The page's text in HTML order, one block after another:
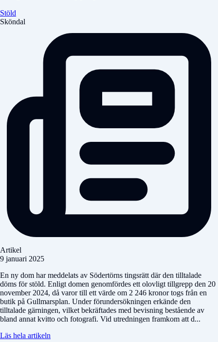
Stöld
Sköndal
Artikel
9 januari 2025
En ny dom har meddelats av Södertörns tingsrätt där den tilltalade
döms för stöld. Enligt domen genomfördes ett olovligt tillgrepp den 20
november 2024, då varor till ett värde om 2 246 kronor togs från en
butik på Gullmarsplan. Under förundersökningen erkände den
tilltalade gärningen, vilket bekräftades med bevisning bestående av
bland annat kvitto och fotografi. Vid utredningen framkom att d...
Läs hela artikeln